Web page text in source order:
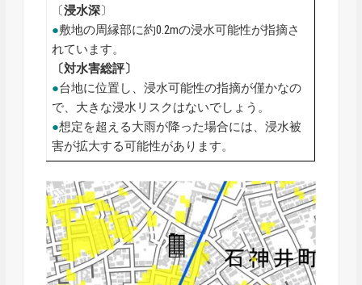
〔浸水深〕
●敷地の周縁部に約0.2mの浸水可能性が指摘さ
れています。
〔対水害総評〕
●台地に位置し、浸水可能性の指摘が僅かなの
で、大きな浸水リスクはないでしょう。
●想定を超える大雨が降った場合には、浸水被
害が拡大する可能性があります。